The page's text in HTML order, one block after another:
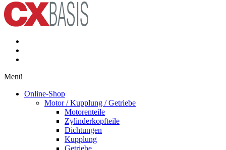
Menü
Online-Shop
Motor / Kupplung / Getriebe
Motorenteile
Zylinderkopfteile
Dichtungen
Kupplung
Getriebe